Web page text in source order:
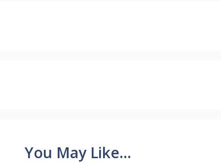
You May Like...